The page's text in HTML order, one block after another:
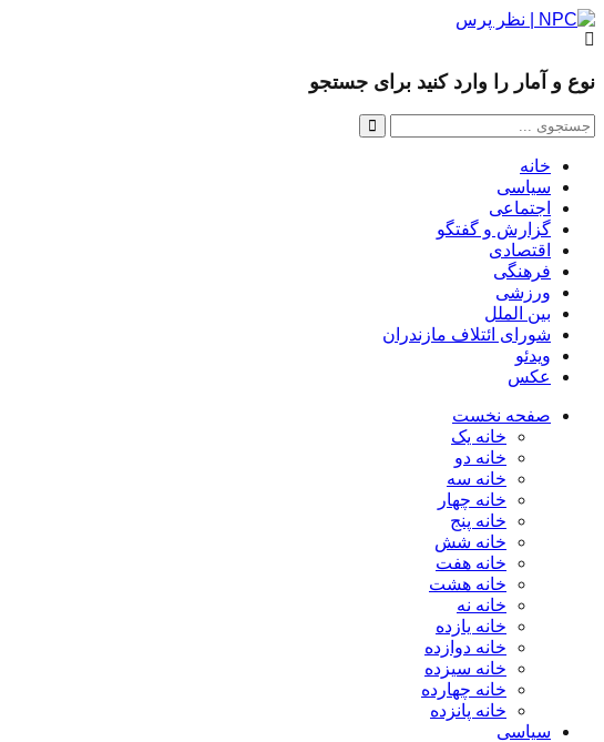
نوع و آمار را وارد کنید برای جستجو
خانه
سیاسی
اجتماعی
گزارش و گفتگو
اقتصادی
فرهنگی
ورزشی
بین الملل
شورای ائتلاف مازندران
ویدئو
عکس
صفحه نخست
خانه یک
خانه دو
خانه سه
خانه چهار
خانه پنج
خانه شش
خانه هفت
خانه هشت
خانه نه
خانه یازده
خانه دوازده
خانه سیزده
خانه چهارده
خانه پانزده
سیاسی